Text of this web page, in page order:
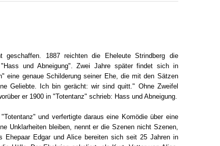
1887 reichten die Eheleute Strindberg die
und Abneigung". Zwei Jahre später findet sich in
eine genaue Schilderung seiner Ehe, die mit den Sätzen
Geliebte. Ich bin gerächt: wir sind quitt." Ohne Zweifel
er 1900 in "Totentanz" schrieb: Hass und Abneigung.
und verfertigte daraus eine Komödie über eine
Unklarheiten bleiben, nennt er die Szenen nicht Szenen,
Ehepaar Edgar und Alice bereiten sich seit 25 Jahren in